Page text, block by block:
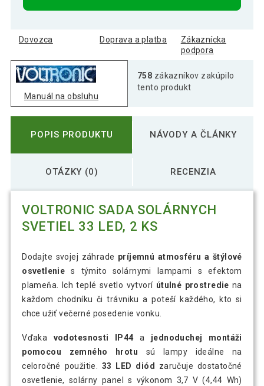
Dovozca Doprava a platba
Zákaznícka
podpora
Manuál na obsluhu
758 zákazníkov zakúpilo
tento produkt
POPIS PRODUKTU NÁVODY A ČLÁNKY
OTÁZKY (0) RECENZIA
VOLTRONIC SADA SOLÁRNYCH
SVETIEL 33 LED, 2 KS
Dodajte svojej záhrade príjemnú atmosféru a štýlové
osvetlenie s týmito solárnymi lampami s efektom
plameňa. Ich teplé svetlo vytvorí útulné prostredie na
každom chodníku či trávniku a poteší každého, kto si
chce užiť večerné posedenie vonku.
Vďaka vodotesnosti IP44 a jednoduchej montáži
pomocou zemného hrotu sú lampy ideálne na
celoročné použitie. 33 LED diód
zaručuje dostatočné
osvetlenie, solárny panel s výkonom 3,7 V (4,44 Wh)